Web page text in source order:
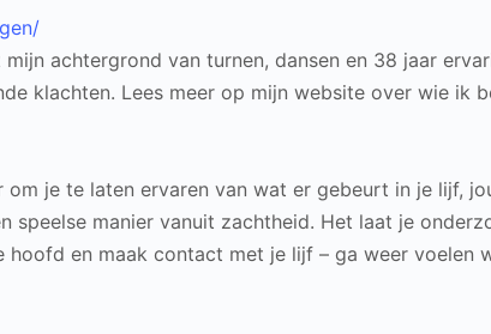
achtergrond van turnen, dansen en 38 jaar
klachten. Lees meer op mijn website over wie ik
om je te laten ervaren van wat er gebeurt in je lijf,
speelse manier vanuit zachtheid. Het laat je
hoofd en maak contact met je lijf – ga weer voelen